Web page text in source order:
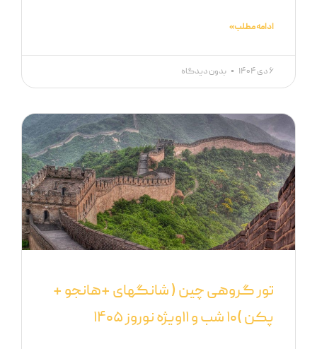
ادامه مطلب »
۶ دی ۱۴۰۴ بدون دیدگاه
تور گروهی چین ( شانگهای +هانجو +
پکن )۱۰ شب و ۱۱ویژه نوروز ۱۴۰۵